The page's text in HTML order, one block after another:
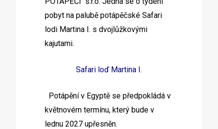
pobyt na palubě potápěčské Safari
lodi Martina I. s dvojlůžkovými
kajutami.
Safari loď Martina I.
Potápění v Egyptě se předpokládá v
květnovém termínu, který bude v
lednu 2027 upřesněn.